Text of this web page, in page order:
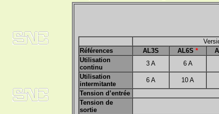
Références
AL3S AL6S *
Utilisation
continu
3 A
6 A
Utilisation
intermitante
6 A
10 A
Tension d’entrée
Tension de
sortie